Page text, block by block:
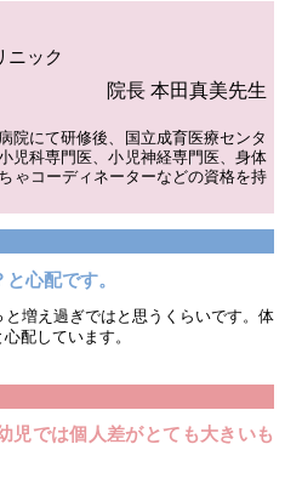
ニック
院長 本田真美先生
にて研修後、国立成育医療センタ
児科専門医、小児神経専門医、身体
ゃコーディネーターなどの資格を持
心配です。
増え過ぎではと思うくらいです。体
配しています。
児では個人差がとても大きいも